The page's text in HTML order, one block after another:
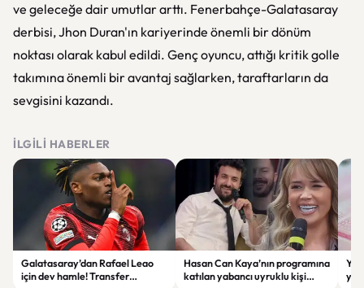
ve geleceğe dair umutlar arttı. Fenerbahçe-Galatasaray
derbisi, Jhon Duran'ın kariyerinde önemli bir dönüm
noktası olarak kabul edildi. Genç oyuncu, attığı kritik golle
takımına önemli bir avantaj sağlarken, taraftarların da
sevgisini kazandı.
İLGILI HABERLER
Galatasaray’dan Rafael Leao
için dev hamle! Transfer
Hasan Can Kaya’nın programına
katılan yabancı uyruklu kişi